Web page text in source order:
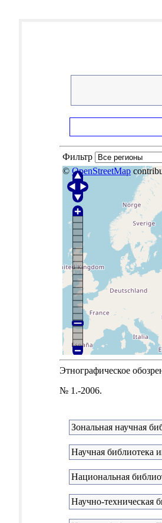
Фильтр
© OpenStreetMap
Этнографическое
№ 1.-2006.
Зональная научная
Научная библиотека
Национальная
Научно-техническая